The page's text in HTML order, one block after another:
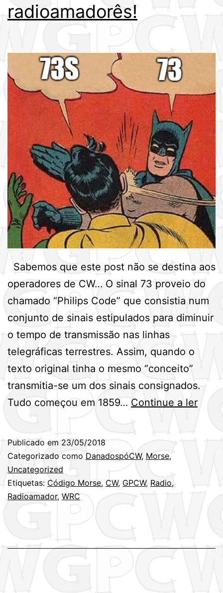
radioamadorês!
Sabemos que este post não se destina aos
operadores de CW… O sinal 73 proveio do
chamado “Philips Code” que consistia num
conjunto de sinais estipulados para diminuir
o tempo de transmissão nas linhas
telegráficas terrestres. Assim, quando o
texto original tinha o mesmo “conceito”
transmitia-se um dos sinais consignados.
Tudo começou em 1859… Continue a lerPara
Publicado em 23/05/2018
Categorizado como DanadospóCW, Morse,
Uncategorized
Etiquetas: Código Morse, CW, GPCW, Radio,
Radioamador, WRC